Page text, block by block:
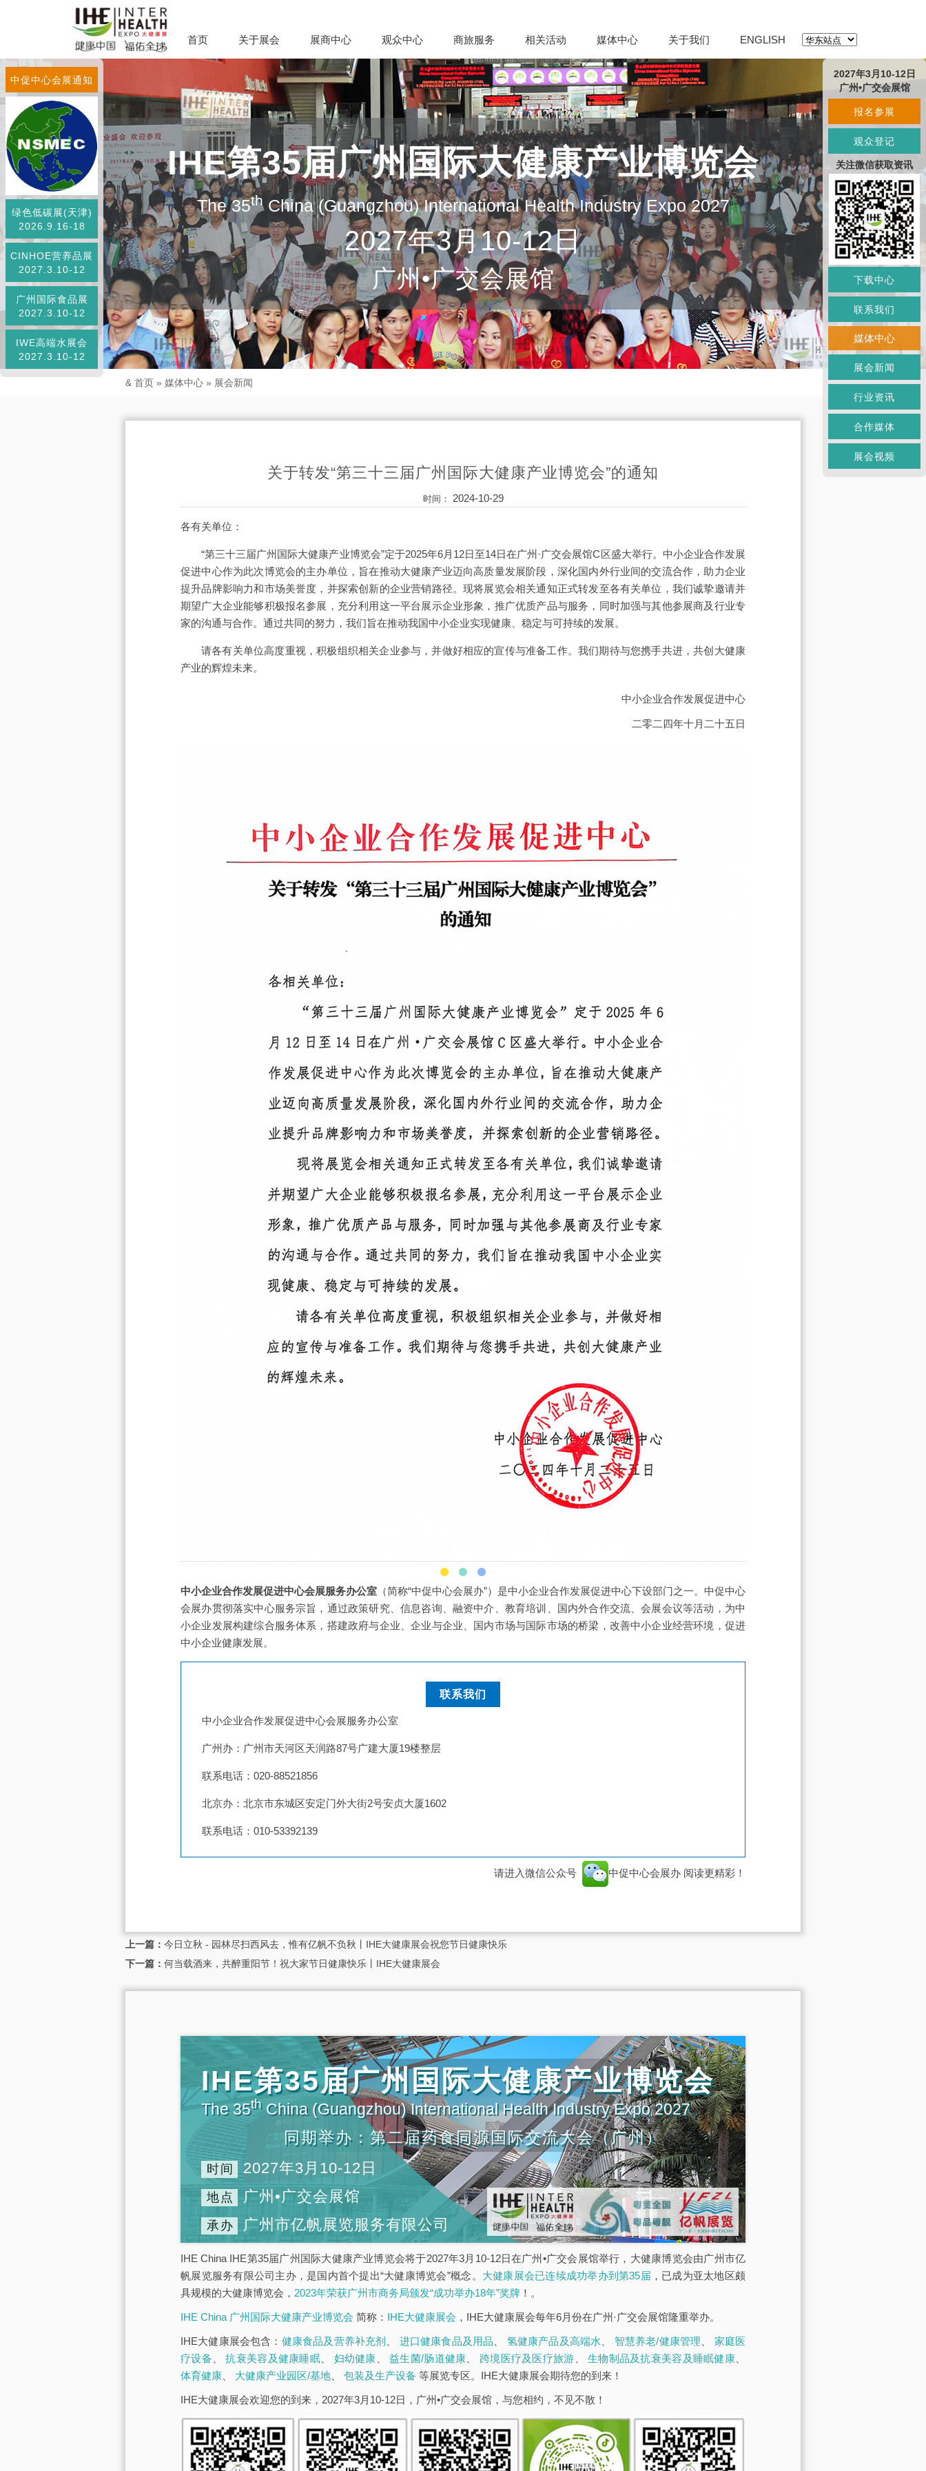
首页 关于展会 展商中心 观众中心 商旅服务 相关活动 媒体中心 关于我们 ENGLISH
IHE第35届广州国际大健康产业博览会
The 35thChina (Guangzhou) International Health Industry Expo 2027
2027年3月10-12日
广州•广交会展馆
中促中心会展通知
绿色低碳展(天津)
2026.9.16-18
CINHOE营养品展
2027.3.10-12
广州国际食品展
2027.3.10-12
IWE高端水展会
2027.3.10-12
& 首页 » 媒体中心 » 展会新闻
关于转发“第三十三届广州国际大健康产业博览会”的通知
时间： 2024-10-29
各有关单位：
“第三十三届广州国际大健康产业博览会”定于2025年6月12日至14日在广州·广交会展馆C区盛大举行。中小企业合作发展
促进中心作为此次博览会的主办单位，旨在推动大健康产业迈向高质量发展阶段，深化国内外行业间的交流合作，助力企业
提升品牌影响力和市场美誉度，并探索创新的企业营销路径。现将展览会相关通知正式转发至各有关单位，我们诚挚邀请并
期望广大企业能够积极报名参展，充分利用这一平台展示企业形象，推广优质产品与服务，同时加强与其他参展商及行业专
家的沟通与合作。通过共同的努力，我们旨在推动我国中小企业实现健康、稳定与可持续的发展。
请各有关单位高度重视，积极组织相关企业参与，并做好相应的宣传与准备工作。我们期待与您携手共进，共创大健康
产业的辉煌未来。
中小企业合作发展促进中心
二零二四年十月二十五日
中小企业合作发展促进中心会展服务办公室 （简称“中促中心会展办”）是中小企业合作发展促进中心下设部门之一。中促中心
会展办贯彻落实中心服务宗旨，通过政策研究、信息咨询、融资中介、教育培训、国内外合作交流、会展会议等活动，为中
小企业发展构建综合服务体系，搭建政府与企业、企业与企业、国内市场与国际市场的桥梁，改善中小企业经营环境，促进
中小企业健康发展。
联系我们
中小企业合作发展促进中心会展服务办公室
广州办：广州市天河区天润路87号广建大厦19楼整层
联系电话：020-88521856
北京办：北京市东城区安定门外大街2号安贞大厦1602
联系电话：010-53392139
请进入微信公众号 中促中心会展办 阅读更精彩！
上一篇： 今日立秋 - 园林尽扫西风去，惟有亿帆不负秋丨IHE大健康展会祝您节日健康快乐
下一篇： 何当载酒来，共醉重阳节！祝大家节日健康快乐丨IHE大健康展会
IHE第35届广州国际大健康产业博览会
The 35thChina (Guangzhou) International Health Industry Expo 2027
同期举办：第二届药食同源国际交流大会（广州）
时间 2027年3月10-12日
地点 广州•广交会展馆
承办 广州市亿帆展览服务有限公司
IHE China IHE第35届广州国际大健康产业博览会将于2027年3月10-12日在广州•广交会展馆举行，大健康博览会由广州市亿
帆展览服务有限公司主办，是国内首个提出“大健康博览会”概念。 大健康展会已连续成功举办到第35届 ，已成为亚太地区颇
具规模的大健康博览会， 2023年荣获广州市商务局颁发“成功举办18年”奖牌 ！。
IHE China 广州国际大健康产业博览会 简称： IHE大健康展会 ，IHE大健康展会每年6月份在广州·广交会展馆隆重举办。
IHE大健康展会包含： 健康食品及营养补充剂 进口健康食品及用品 氢健康产品及高端水 智慧养老/健康管理
家庭医
疗设备 、抗衰美容及健康睡眠、 妇幼健康 、益生菌/肠道健康 跨境医疗及医疗旅游 、生物制品及抗衰美容及睡眠健康
体育健康
大健康产业园区/基地 包装及生产设备 等展览专区。IHE大健康展会期待您的到来！
IHE大健康展会欢迎您的到来，2027年3月10-12日，广州•广交会展馆，与您相约，不见不散！
2027年3月10-12日
广州•广交会展馆
报名参展
观众登记
关注微信获取资讯
下载中心
联系我们
媒体中心
展会新闻
行业资讯
合作媒体
展会视频